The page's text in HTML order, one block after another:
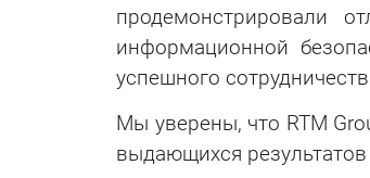
продемонстрировали
информационной
успешного
Мы уверены, что RTM
выдающихся